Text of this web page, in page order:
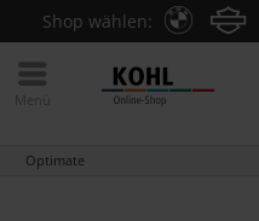
Shop wählen:
Menü
Optimate